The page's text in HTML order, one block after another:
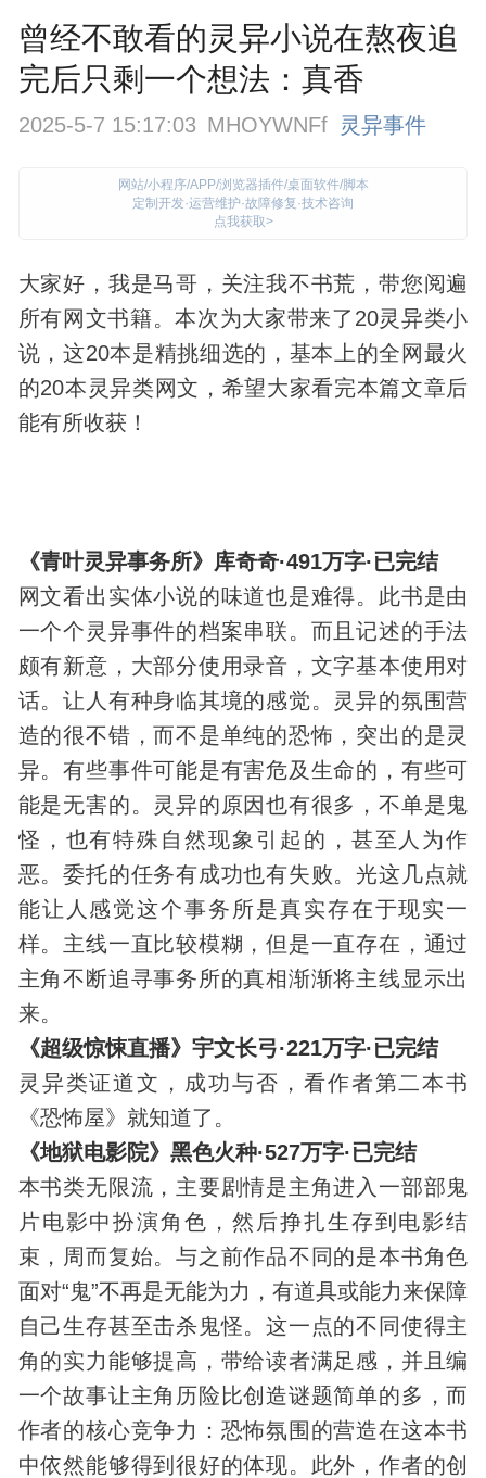
曾经不敢看的灵异小说在熬夜追
完后只剩一个想法：真香
2025-5-7 15:17:03 MHOYWNFf 灵异事件
网站/小程序/APP/浏览器插件/桌面软件/脚本
定制开发·运营维护·故障修复·技术咨询
点我获取>
大家好，我是马哥，关注我不书荒，带您阅遍
所有网文书籍。本次为大家带来了20灵异类小
说，这20本是精挑细选的，基本上的全网最火
的20本灵异类网文，希望大家看完本篇文章后
能有所收获！
《青叶灵异事务所》库奇奇·491万字·已完结
网文看出实体小说的味道也是难得。此书是由
一个个灵异事件的档案串联。而且记述的手法
颇有新意，大部分使用录音，文字基本使用对
话。让人有种身临其境的感觉。灵异的氛围营
造的很不错，而不是单纯的恐怖，突出的是灵
异。有些事件可能是有害危及生命的，有些可
能是无害的。灵异的原因也有很多，不单是鬼
怪，也有特殊 自然现象 引起的，甚至人为作
恶。委托的任务有成功也有失败。光这几点就
能让人感觉这个事务所是真实存在于现实一
样。主线一直比较模糊，但是一直存在，通过
主角不断追寻事务所的真相渐渐将主线显示出
来。
《超级惊悚直播》宇文长弓·221万字·已完结
灵异类证道文，成功与否，看作者第二本书
《恐怖屋》就知道了。
《地狱电影院》黑色火种·527万字·已完结
本书类无限流，主要剧情是主角进入一部部鬼
片电影中扮演角色，然后挣扎生存到电影结
束，周而复始。与之前作品不同的是本书角色
面对“鬼”不再是无能为力，有道具或能力来保障
自己生存甚至击杀鬼怪。这一点的不同使得主
角的实力能够提高，带给读者满足感，并且编
一个故事让主角历险比创造谜题简单的多，而
作者的核心竞争力：恐怖氛围的营造在这本书
中依然能够得到很好的体现。此外，作者的创